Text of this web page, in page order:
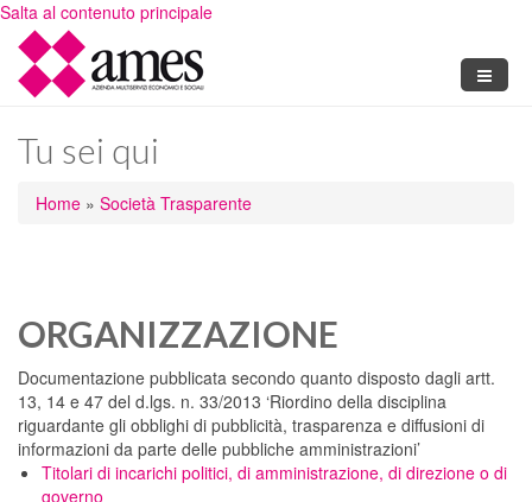
Salta al contenuto principale
Tu sei qui
Home » Società Trasparente
ORGANIZZAZIONE
Documentazione pubblicata secondo quanto disposto dagli artt.
13, 14 e 47 del d.lgs. n. 33/2013 ‘Riordino della disciplina
riguardante gli obblighi di pubblicità, trasparenza e diffusioni di
informazioni da parte delle pubbliche amministrazioni’
Titolari di incarichi politici, di amministrazione, di direzione o di
governo